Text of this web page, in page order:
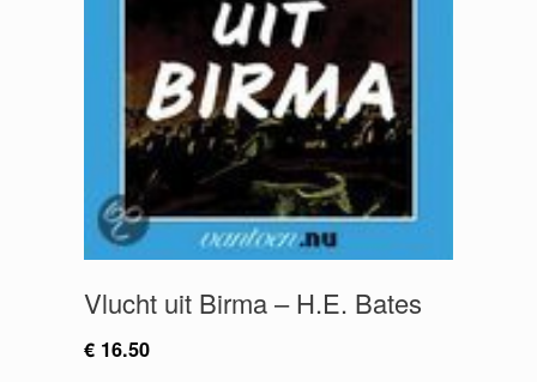
Vlucht uit Birma – H.E. Bates
€ 16.50